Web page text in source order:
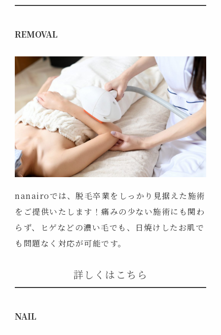
REMOVAL
nanairoでは、脱毛卒業をしっかり見据えた施術
をご提供いたします！痛みの少ない施術にも関わ
らず、ヒゲなどの濃い毛でも、日焼けしたお肌で
も問題なく対応が可能です。
詳しくはこちら
NAIL